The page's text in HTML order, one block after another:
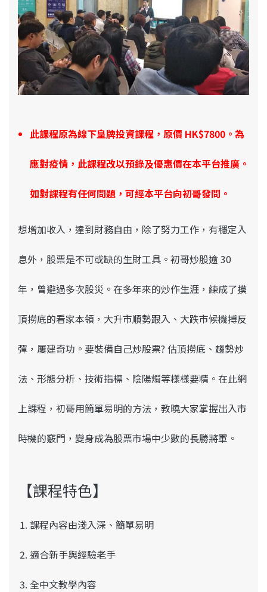
此課程原為線下皇牌投資課程，原價 HK$7800。為
應對疫情，此課程改以預錄及優惠價在本平台推廣。
如對課程有任何問題，可經本平台向初哥發問。
想增加收入，達到財務自由，除了努力工作，有穩定入
息外，股票是不可或缺的生財工具。初哥炒股逾 30
年，曾避過多次股災。在多年來的炒作生涯，練成了摸
頂撈底的看家本領，大升市順勢跟入、大跌市候機搏反
彈，屢建奇功。要裝備自己炒股票? 估頂撈底、趨勢炒
法、形態分析、技術指標、陰陽燭等樣樣要精。在此網
上課程，初哥用簡單易明的方法，教曉大家掌握出入市
時機的竅門，變身成為股票市場中少數的長勝將軍。
【課程特色】
課程內容由淺入深、簡單易明
適合新手與經驗老手
全中文教學內容